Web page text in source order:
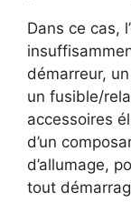
Dans ce cas,
démarreur,
un fusible/
accessoires
d’un
d’allumage,
tout